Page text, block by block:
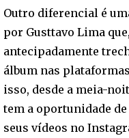
Outro diferencial é
por Gusttavo Lima
antecipadamente
álbum nas
isso, desde a meia-
tem a oportunidade
seus vídeos no